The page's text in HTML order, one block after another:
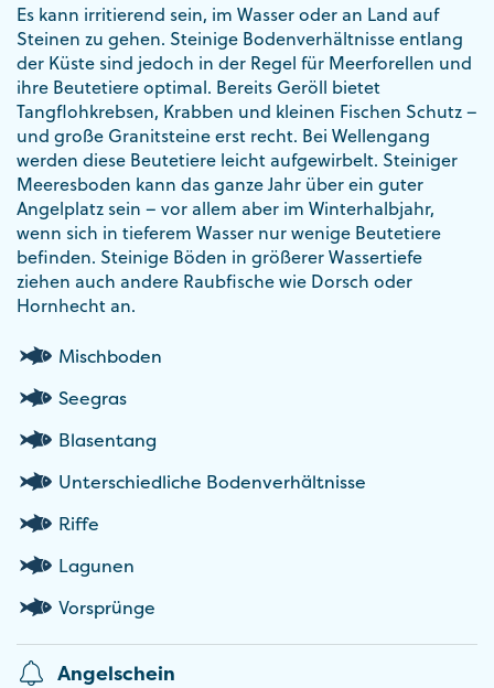
Es kann irritierend sein, im Wasser oder an Land auf
Steinen zu gehen. Steinige Bodenverhältnisse entlang
der Küste sind jedoch in der Regel für Meerforellen und
ihre Beutetiere optimal. Bereits Geröll bietet
Tangflohkrebsen, Krabben und kleinen Fischen Schutz –
und große Granitsteine erst recht. Bei Wellengang
werden diese Beutetiere leicht aufgewirbelt. Steiniger
Meeresboden kann das ganze Jahr über ein guter
Angelplatz sein – vor allem aber im Winterhalbjahr,
wenn sich in tieferem Wasser nur wenige Beutetiere
befinden. Steinige Böden in größerer Wassertiefe
ziehen auch andere Raubfische wie Dorsch oder
Hornhecht an.
Mischboden
Seegras
Blasentang
Unterschiedliche Bodenverhältnisse
Riffe
Lagunen
Vorsprünge
Angelschein